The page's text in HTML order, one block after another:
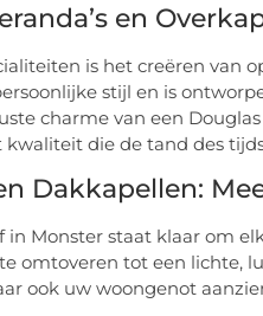
en
is het creëren van
stijl en is
charme van een
die de tand des
Dakkapellen:
Monster staat klaar om
omtoveren tot een lichte,
ook uw woongenot